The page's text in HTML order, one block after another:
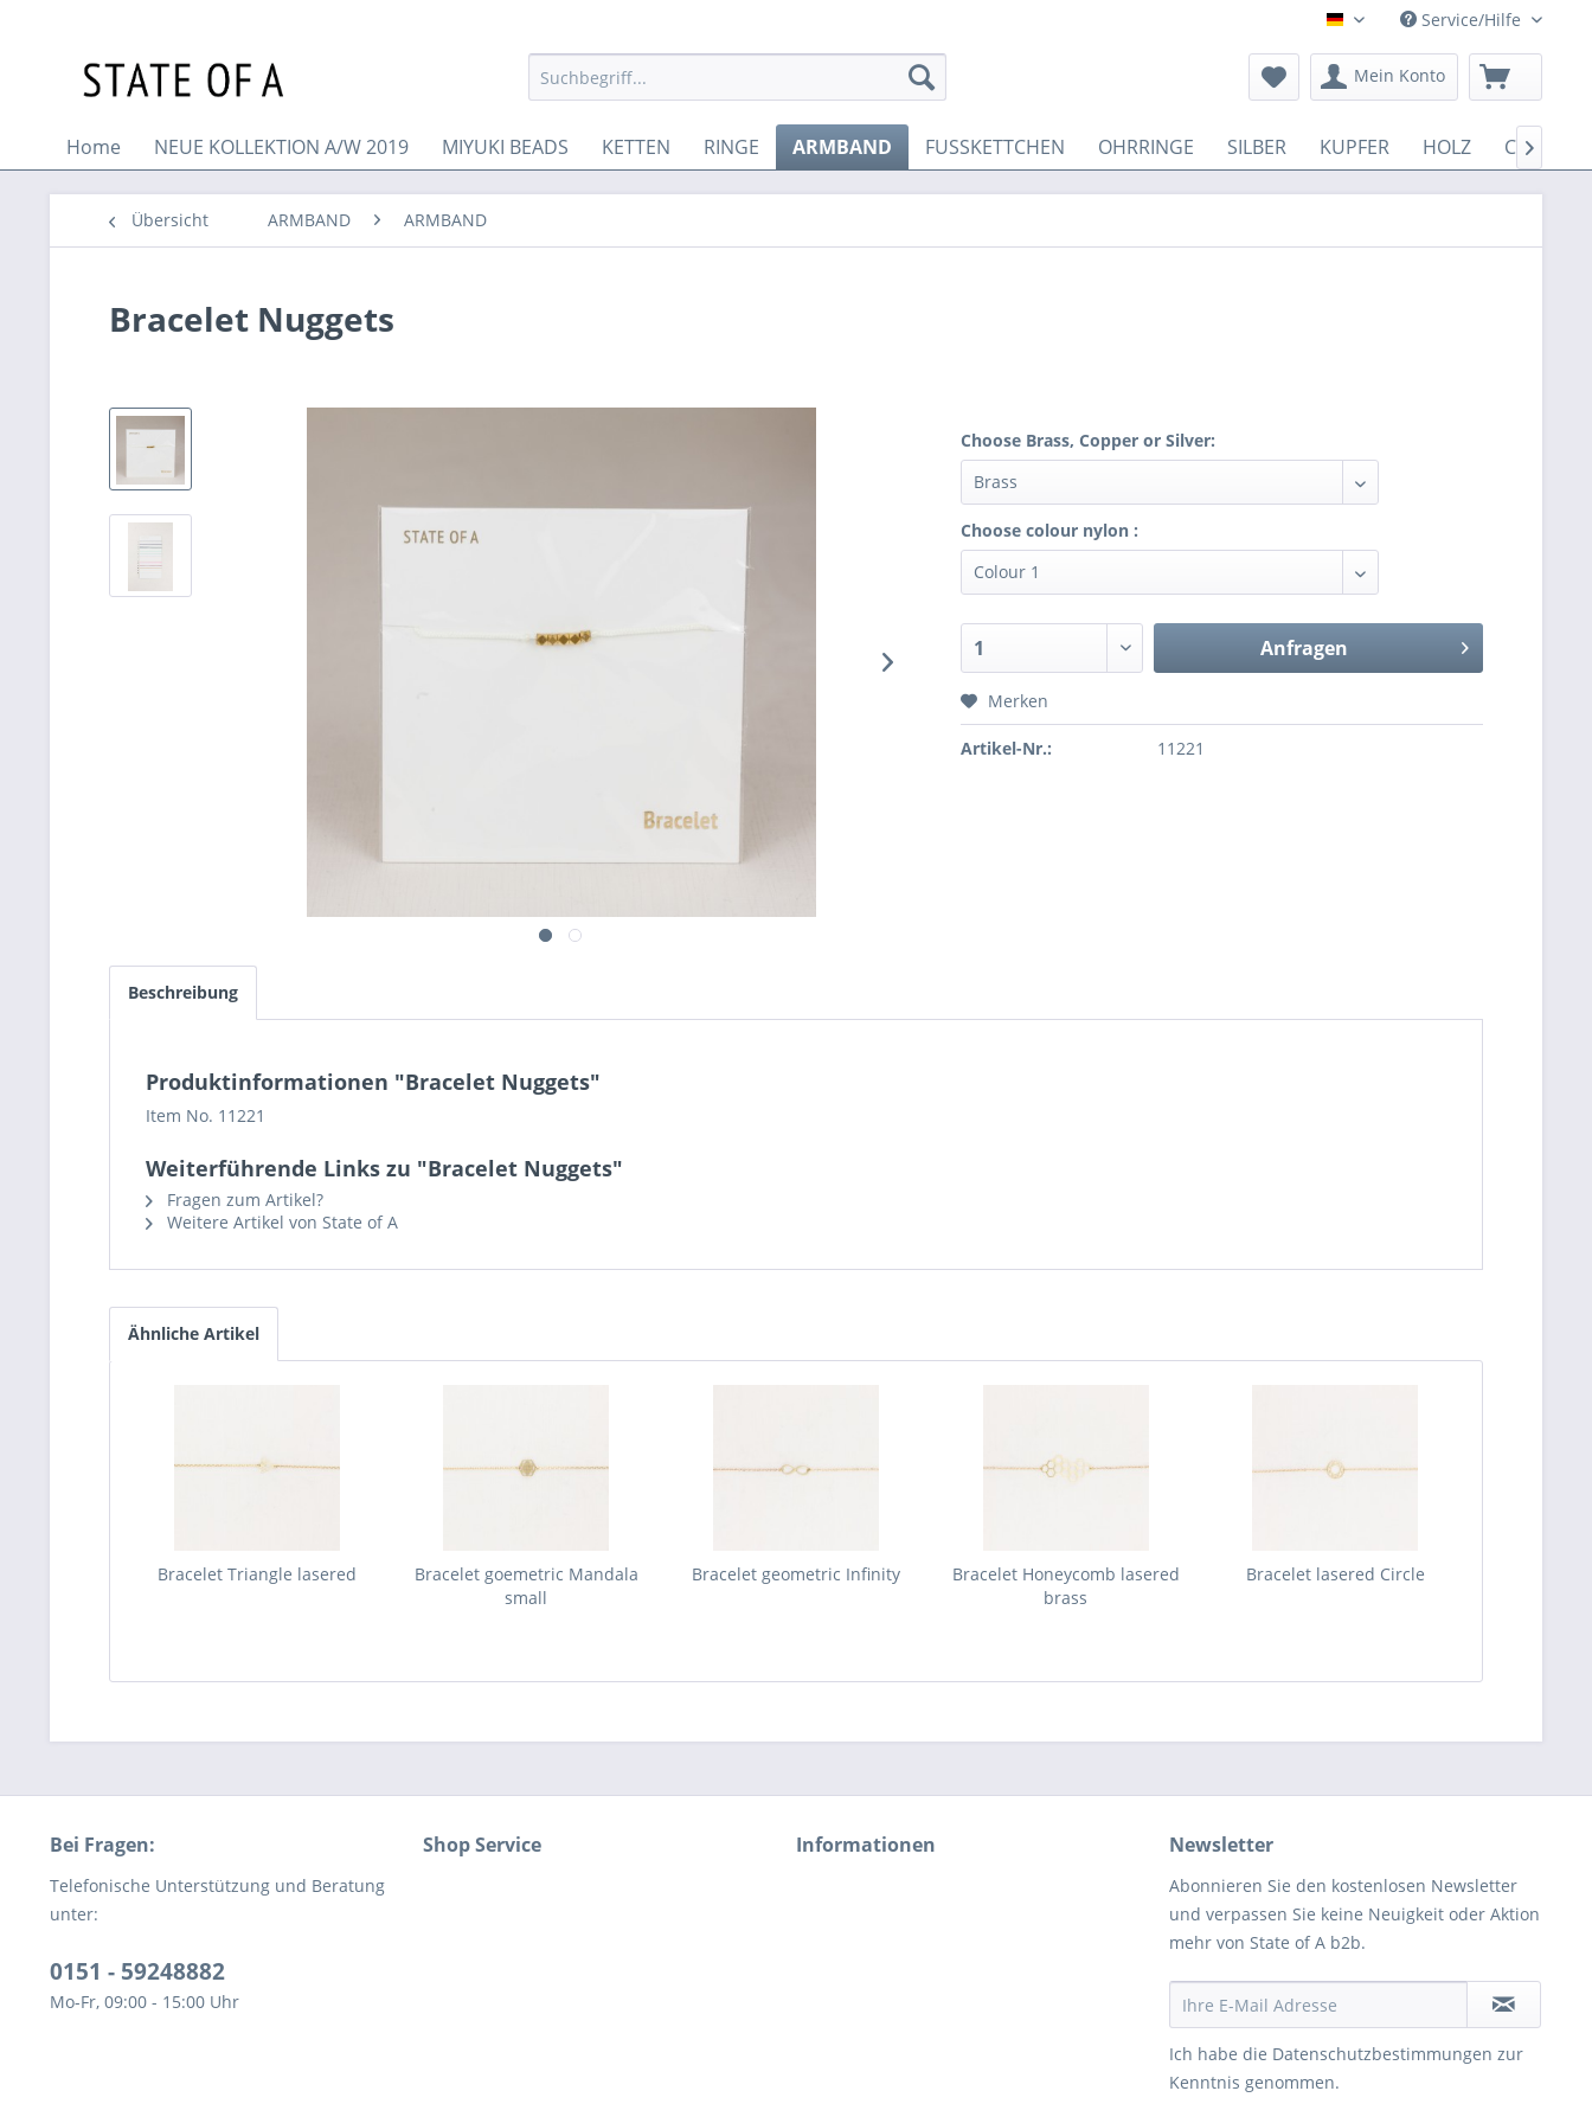
Deutsch Service/Hilfe
Mein Konto
Home NEUE KOLLEKTION A/W 2019 MIYUKI BEADS KETTEN RINGE ARMBAND FUSSKETTCHEN OHRRINGE SILBER KUPFER HOLZ COTTON

Übersicht ARMBAND ARMBAND
Bracelet Nuggets
Choose Brass, Copper or Silver:
Choose colour nylon :
Anfragen
Merken
Artikel-Nr.: 11221
Beschreibung
Produktinformationen "Bracelet Nuggets"
Item No. 11221
Weiterführende Links zu "Bracelet Nuggets"
Fragen zum Artikel?
Weitere Artikel von State of A
Ähnliche Artikel
Bracelet Triangle lasered
Bracelet goemetric Mandala
small
Bracelet geometric Infinity
Bracelet Honeycomb lasered
brass
Bracelet lasered Circle
Bei Fragen:
Telefonische Unterstützung und Beratung
unter:
0151 - 59248882
Mo-Fr, 09:00 - 15:00 Uhr
Shop Service Informationen Newsletter
Abonnieren Sie den kostenlosen Newsletter
und verpassen Sie keine Neuigkeit oder Aktion
mehr von State of A b2b.
Ich habe die Datenschutzbestimmungen zur
Kenntnis genommen.